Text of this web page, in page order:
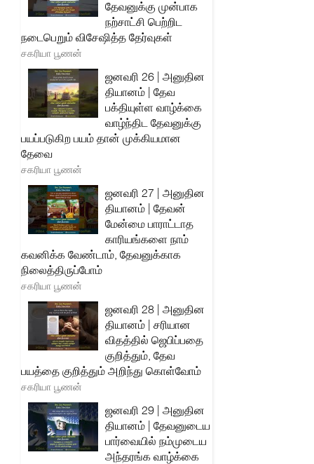
தேவனுக்கு முன்பாக
நற்சாட்சி பெற்றிட
நடைபெறும் விசேஷித்த தேர்வுகள்
சகரியா பூணன்
ஜனவரி 26 | அனுதின
தியானம் | தேவ
பக்தியுள்ள வாழ்க்கை
வாழ்ந்திட தேவனுக்கு
பயப்படுகிற பயம் தான் முக்கியமான
தேவை
சகரியா பூணன்
ஜனவரி 27 | அனுதின
தியானம் | தேவன்
மேன்மை பாராட்டாத
காரியங்களை நாம்
கவனிக்க வேண்டாம், தேவனுக்காக
நிலைத்திருப்போம்
சகரியா பூணன்
ஜனவரி 28 | அனுதின
தியானம் | சரியான
விதத்தில் ஜெபிப்பதை
குறித்தும், தேவ
பயத்தை குறித்தும் அறிந்து கொள்வோம்
சகரியா பூணன்
ஜனவரி 29 | அனுதின
தியானம் | தேவனுடைய
பார்வையில் நம்முடைய
அந்தரங்க வாழ்க்கை